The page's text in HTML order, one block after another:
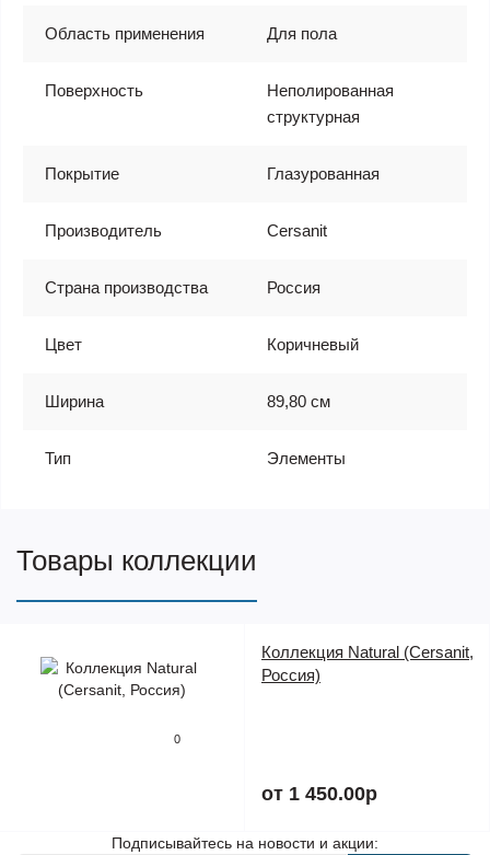
Область применения Для пола
Поверхность
Неполированная
структурная
Покрытие Глазурованная
Производитель Cersanit
Страна производства Россия
Цвет Коричневый
Ширина 89,80 см
Тип Элементы
Товары коллекции
0
Коллекция Natural (Cersanit,
Россия)
от 1 450.00р
Подписывайтесь на новости и акции: